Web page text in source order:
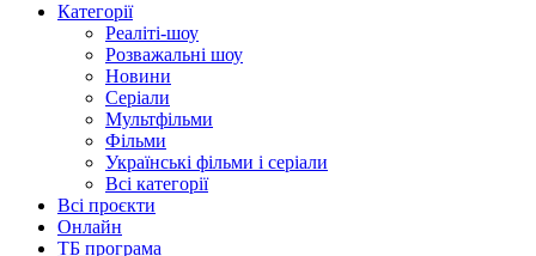
Категорії
Реаліті-шоу
Розважальні шоу
Новини
Серіали
Мультфільми
Фільми
Українські фільми і серіали
Всі категорії
Всі проєкти
Онлайн
ТБ програма